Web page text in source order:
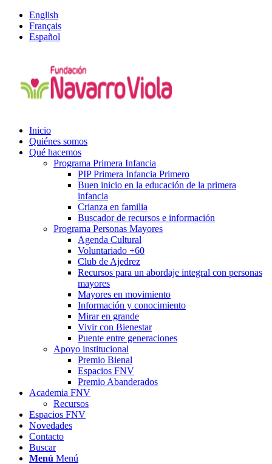
English
Français
Español
Inicio
Quiénes somos
Qué hacemos
Programa Primera Infancia
PIP Primera Infancia Primero
Buen inicio en la educación de la primera
infancia
Crianza en familia
Buscador de recursos e información
Programa Personas Mayores
Agenda Cultural
Voluntariado +60
Club de Ajedrez
Recursos para un abordaje integral con personas
mayores
Mayores en movimiento
Información y conocimiento
Mirar en grande
Vivir con Bienestar
Puente entre generaciones
Apoyo institucional
Premio Bienal
Espacios FNV
Premio Abanderados
Academia FNV
Recursos
Espacios FNV
Novedades
Contacto
Buscar
Menú Menú